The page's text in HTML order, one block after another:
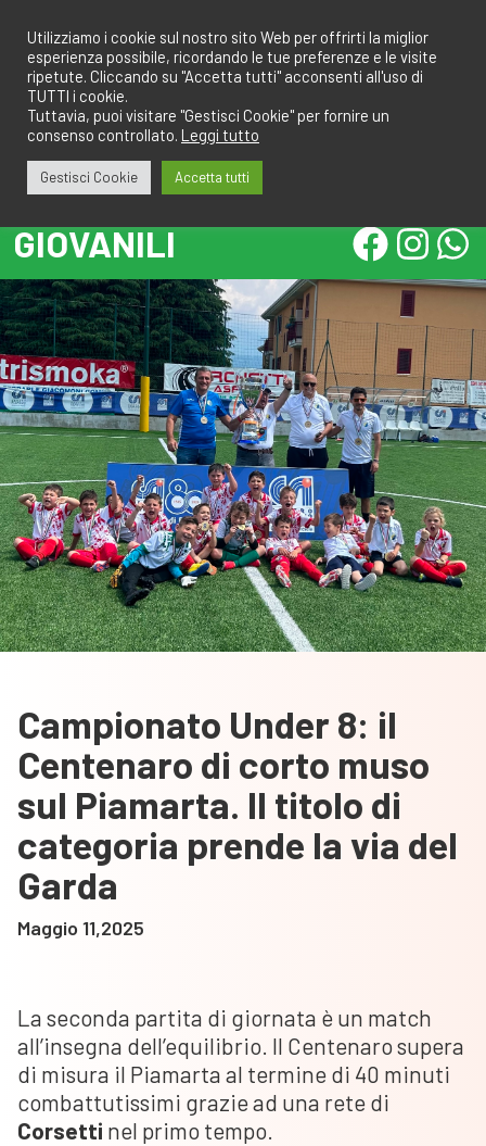
contenuto
GIOVANILI
Campionato Under 8: il
Centenaro di corto muso
sul Piamarta. Il titolo di
categoria prende la via del
Garda
Maggio 11,2025
La seconda partita di giornata è un match
all’insegna dell’equilibrio. Il Centenaro supera
di misura il Piamarta al termine di 40 minuti
combattutissimi grazie ad una rete di
Corsetti nel primo tempo.
Utilizziamo i cookie sul nostro sito Web per offrirti la miglior
esperienza possibile, ricordando le tue preferenze e le visite
ripetute. Cliccando su "Accetta tutti" acconsenti all'uso di
TUTTI i cookie.
Tuttavia, puoi visitare "Gestisci Cookie" per fornire un
consenso controllato. Leggi tutto
Gestisci Cookie Accetta tutti